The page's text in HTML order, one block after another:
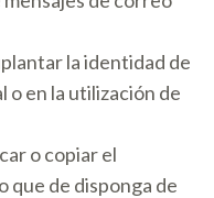
la identidad de
o en la utilización de
o copiar el
que de disponga de